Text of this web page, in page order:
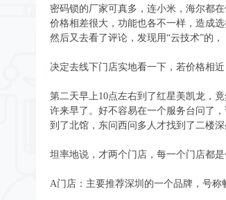
密码锁的厂家可真多，连小米，海尔都
价格相差很大，功能也各不一样，造成选
然后又去看了评论，发现用“云技术”的，
决定去线下门店实地看一下，若价格相
第二天早上10点左右到了红星美凯龙，
许来早了。好不容易在一个服务台问了
到了北馆，东问西问多人才找到了二楼深
坦率地说，才两个门店，每一个门店都是
A门店：主要推荐深圳的一个品牌，号称